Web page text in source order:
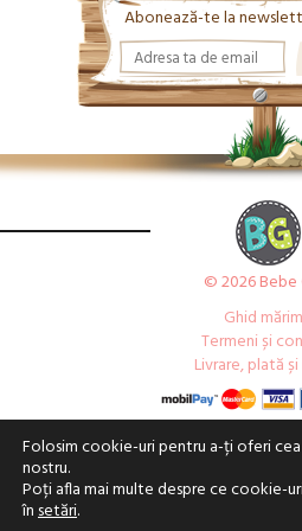
Abonează-te la
© 2026 Bebe
Ghid
Termeni și
Livrare, plată
Folosim cookie-uri pentru a-ți oferi
nostru.
Poți afla mai multe despre ce cookie-
însetări.